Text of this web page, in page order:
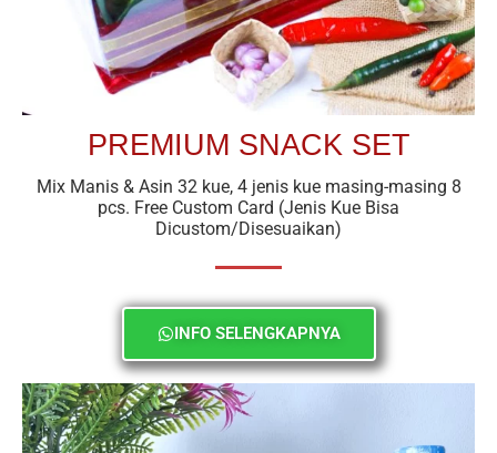
PREMIUM SNACK SET
Mix Manis & Asin 32 kue, 4 jenis kue masing-masing 8
pcs. Free Custom Card (Jenis Kue Bisa
Dicustom/Disesuaikan)
INFO SELENGKAPNYA